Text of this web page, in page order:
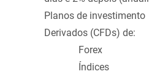
Planos de investimento
Derivados (CFDs) de:
Forex
Índices